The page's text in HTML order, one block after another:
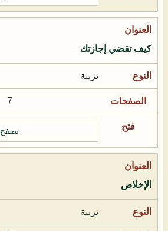
كيف تقضي إجازتك
تربية
7
تصفح
الإخلاص
تربية